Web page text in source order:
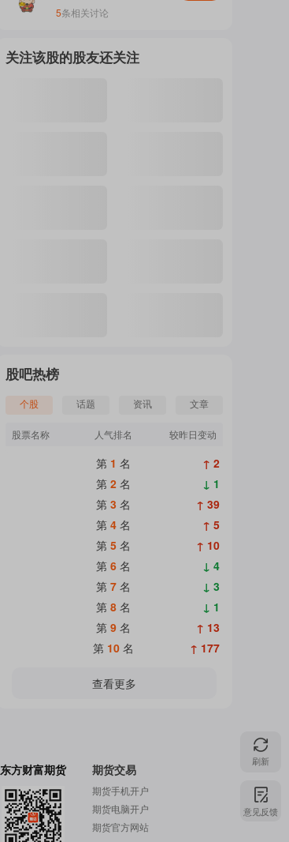
5条相关讨论
关注该股的股友还关注
股吧热榜
个股 话题 资讯 文章
股票名称 人气排名 较昨日变动
第 1 名
↑ 2
第 2 名
↓ 1
第 3 名
↑ 39
第 4 名
↑ 5
第 5 名
↑ 10
第 6 名
↓ 4
第 7 名
↓ 3
第 8 名
↓ 1
第 9 名
↑ 13
第 10 名 ↑ 177
查看更多
刷新
意见反馈
东方财富期货 期货交易
期货手机开户
期货电脑开户
期货官方网站